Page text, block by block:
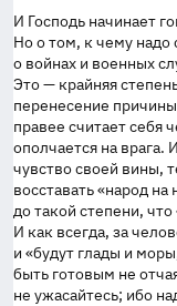
И Господь начинает
Но о том, к чему надо
о войнах и военных
Это — крайняя
перенесение
правее считает себя
ополчается на врага.
чувство своей вины,
восставать «народ
до такой степени,
И как всегда, за
и «будут глады и
быть готовым не
не ужасайтесь; ибо